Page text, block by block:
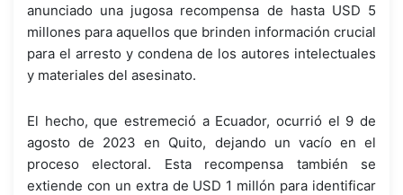
anunciado una jugosa recompensa de hasta USD 5
millones para aquellos que brinden información crucial
para el arresto y condena de los autores intelectuales
y materiales del asesinato.
El hecho, que estremeció a Ecuador, ocurrió el 9 de
agosto de 2023 en Quito, dejando un vacío en el
proceso electoral. Esta recompensa también se
extiende con un extra de USD 1 millón para identificar